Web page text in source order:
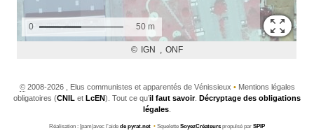
©2008-2026 , Elus communistes et apparentés de Vénissieux •Mentions légales
obligatoires (CNIL et LcEN). Tout ce qu’il faut savoir. Décryptage des obligations
légales
Réalisation : [pam|avec l’aide de pyrat.net • Squelette SoyezCréateurs propulsé par SPIP